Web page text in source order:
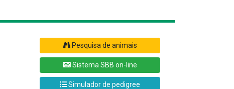
Pesquisa de animais
Sistema SBB on-line
Simulador de pedigree